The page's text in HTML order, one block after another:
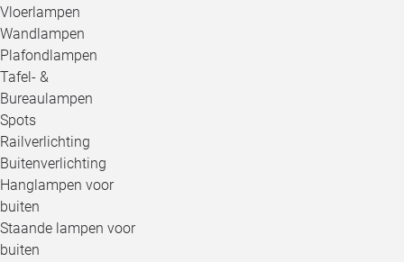
Vloerlampen
Wandlampen
Plafondlampen
Tafel- &
Bureaulampen
Spots
Railverlichting
Buitenverlichting
Hanglampen voor
buiten
Staande lampen voor
buiten